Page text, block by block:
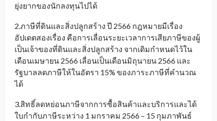
ยุ่งยากของนักลงทุนไปได้
2.ภาษีที่ดินและสิ่งปลูกสร้าง ปี 2566 กฎหมายมีเรื่อง
อัปเดตสองเรื่อง คือการเลื่อนระยะเวลาการเสียภาษีของผู้
เป็นเจ้าของที่ดินและสิ่งปลูกสร้าง จากเดิมกำหนดไว้ใน
เดือนเมษายน 2566 เลื่อนเป็นเดือนมิถุนายน 2566 และ
รัฐบาลลดภาษีให้ในอัตรา 15% ของภาระภาษีที่คำนวณ
ได้
3.สิทธิ์ลดหย่อนภาษีจากการซื้อสินค้าและบริการและได้
ใบกำกับภาษีระหว่าง 1 มกราคม 2566 – 15 กุมภาพันธ์